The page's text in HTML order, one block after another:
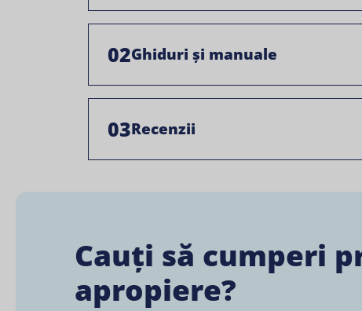
02Ghiduri și manuale
03Recenzii
Cauți să cumperi
apropiere?